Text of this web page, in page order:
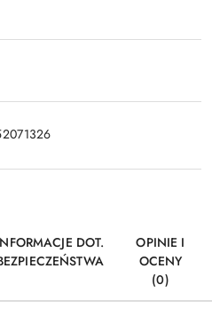
DOT.
OPINIE I
OCENY
(0)